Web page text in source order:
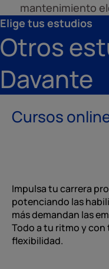
mantenimiento
Elige tus estudios
Otros
Davante
Cursos
Impulsa tu carrera
potenciando las
más demandan las
Todo a tu ritmo y
flexibilidad.